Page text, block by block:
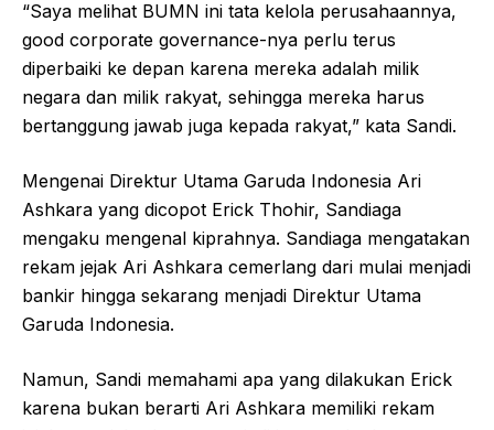
“Saya melihat BUMN ini tata kelola perusahaannya,
good corporate governance-nya perlu terus
diperbaiki ke depan karena mereka adalah milik
negara dan milik rakyat, sehingga mereka harus
bertanggung jawab juga kepada rakyat,” kata Sandi.
Mengenai Direktur Utama Garuda Indonesia Ari
Ashkara yang dicopot Erick Thohir, Sandiaga
mengaku mengenal kiprahnya. Sandiaga mengatakan
rekam jejak Ari Ashkara cemerlang dari mulai menjadi
bankir hingga sekarang menjadi Direktur Utama
Garuda Indonesia.
Namun, Sandi memahami apa yang dilakukan Erick
karena bukan berarti Ari Ashkara memiliki rekam